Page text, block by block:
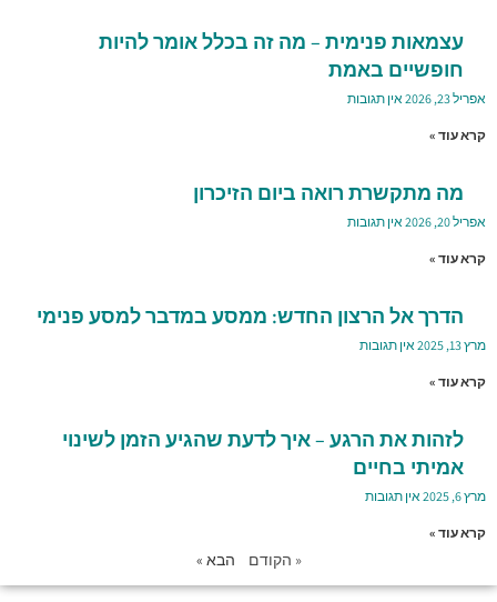
עצמאות פנימית – מה זה בכלל אומר להיות
חופשיים באמת
אפריל 23, 2026 אין תגובות
קרא עוד »
מה מתקשרת רואה ביום הזיכרון
אפריל 20, 2026 אין תגובות
קרא עוד »
הדרך אל הרצון החדש: ממסע במדבר למסע פנימי
מרץ 13, 2025 אין תגובות
קרא עוד »
לזהות את הרגע – איך לדעת שהגיע הזמן לשינוי
אמיתי בחיים
מרץ 6, 2025 אין תגובות
קרא עוד »
« הקודם הבא »